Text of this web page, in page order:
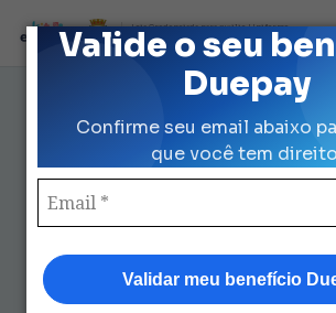
Valide o seu
Duepay
Confirme seu email abaixo
que você tem
Validar meu benefício
Loja Credenciada para auxilio Uniforme
e Kit Escolar da Prefeitura de São Paulo
Kit Escolar da
Paulo: Dicas Rápidas
Funciona.